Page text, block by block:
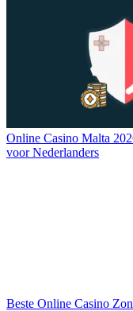
Online Casino Malta
voor Nederlanders
Beste Online Casino